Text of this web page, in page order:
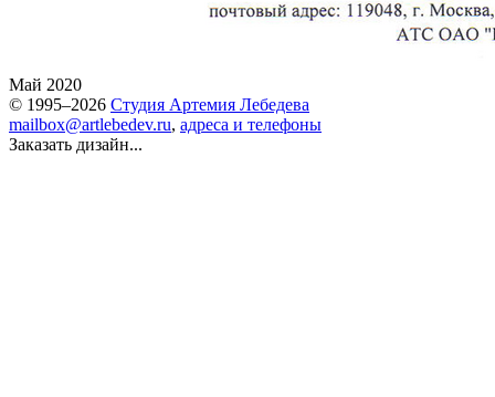
Май 2020
© 1995–2026 Студия Артемия Лебедева
mailbox@artlebedev.ru, адреса и телефоны
Заказать дизайн...